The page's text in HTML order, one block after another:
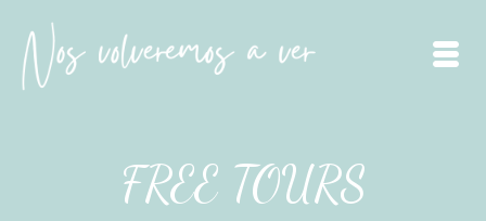
FREE TOURS